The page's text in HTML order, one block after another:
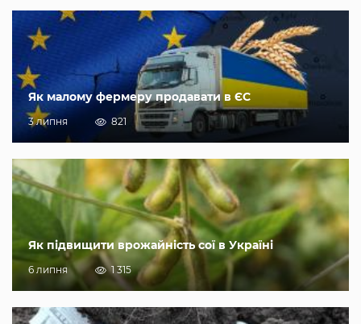
Як малому фермеру продавати в ЄС
3 липня 821
Як підвищити врожайність сої в Україні
6 липня 1 315